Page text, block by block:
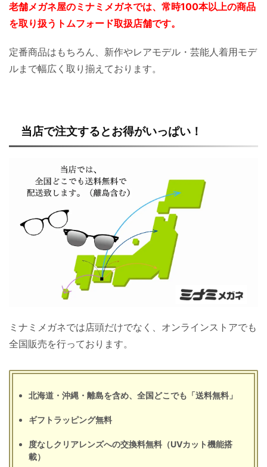
老舗メガネ屋のミナミメガネでは、常時100本以上の商品
を取り扱うトムフォード取扱店舗です。
定番商品はもちろん、新作やレアモデル・芸能人着用モデ
ルまで幅広く取り揃えております。
当店で注文するとお得がいっぱい！
ミナミメガネでは店頭だけでなく、オンラインストアでも
全国販売を行っております。
北海道・沖縄・離島を含め、全国どこでも「送料無料」
ギフトラッピング無料
度なしクリアレンズへの交換料無料（UVカット機能搭
載）